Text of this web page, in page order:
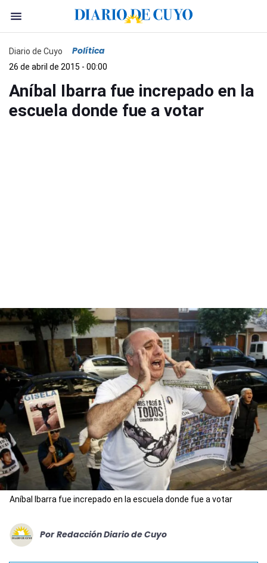
Diario de Cuyo Política
26 de abril de 2015 - 00:00
Aníbal Ibarra fue increpado en la
escuela donde fue a votar
Aníbal Ibarra fue increpado en la escuela donde fue a votar
Por Redacción Diario de Cuyo